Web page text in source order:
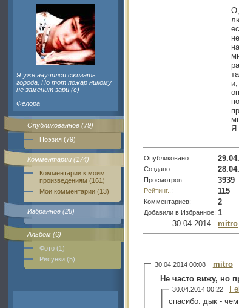
Я уже научился сжигать
города, Но тот пожар никому
не заменит зари (с)
Фелора
Опубликованное (79)
Поэзия (79)
Комментарии (174)
Комментарии к моим
произведениям (161)
Мои комментарии (13)
Избранное (28)
Альбом (6)
Фото (1)
Рисунки (5)
Я
Опубликовано:
Создано:
Просмотров: 3939
Рейтинг.. : 115
Комментариев: 2
Добавили в Избранное: 1
30.04.2014
mitro
30.04.2014 00:08
mitro
Не часто вижу, но
30.04.2014 00:22
спасибо. дык -